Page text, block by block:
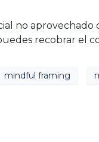
no
recobrar el
mindful framing